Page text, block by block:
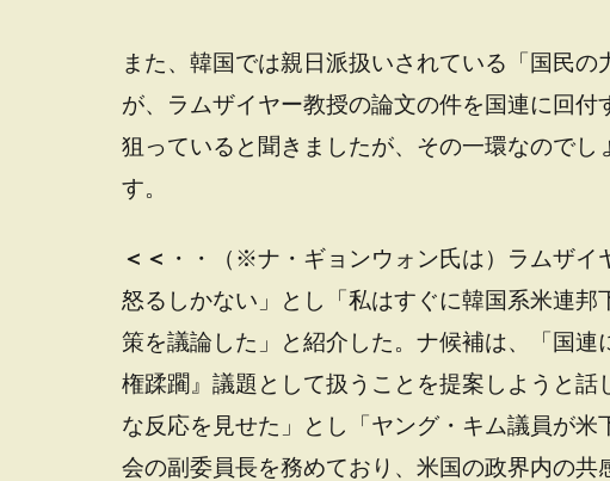
また、韓国では親日派扱いされている「国民
が、ラムザイヤー教授の論文の件を国連に回
狙っていると聞きましたが、その一環なのでし
す。
＜＜ ・・（※ナ・ギョンウォン氏は）ラムザ
怒るしかない」とし「私はすぐに韓国系米連
策を議論した」と紹介した。ナ候補は、「国連
権蹂躙』議題として扱うことを提案しようと
な反応を見せた」とし「ヤング・キム議員が
会の副委員長を務めており、米国の政界内の